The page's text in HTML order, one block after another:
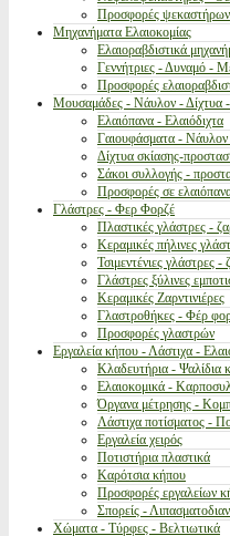
Προσφορές ψεκαστήρων
Μηχανήματα Ελαιοκομίας
Ελαιοραβδιστικά
Γεννήτριες - Δυναμό -
Προσφορές
Μουσαμάδες - Νάυλον - Δίχτυα
Ελαιόπανα - Ελαιόδιχτα
Γαιουφάσματα -
Δίχτυα σκίασης-
Σάκοι συλλογής -
Προσφορές σε
Γλάστρες - Φερ Φορζέ
Πλαστικές γλάστρες -
Κεραμικές πήλινες
Τσιμεντένιες γλάστρες -
Γλάστρες ξύλινες
Κεραμικές Ζαρντινιέρες
Γλαστροθήκες - Φέρ
Προσφορές γλαστρών
Εργαλεία κήπου - Λάστιχα -
Κλαδευτήρια - Ψαλίδια
Ελαιοκομικά -
Όργανα μέτρησης -
Λάστιχα ποτίσματος -
Εργαλεία χειρός
Ποτιστήρια πλαστικά
Καρότσια κήπου
Προσφορές εργαλείων
Σπορείς -
Χώματα - Τύρφες - Βελτιωτικά